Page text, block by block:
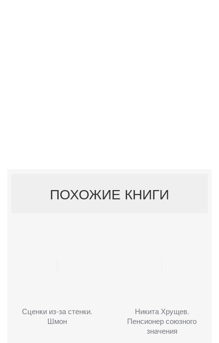
ПОХОЖИЕ КНИГИ
Сценки из-за стенки.
Шмон
Никита Хрущев.
Пенсионер союзного
значения